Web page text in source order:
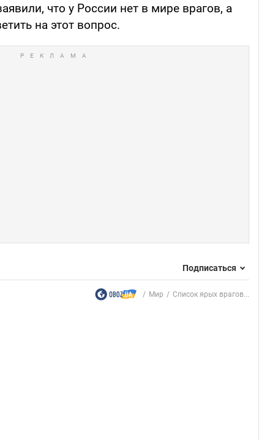
что у России нет в мире врагов, а
на этот вопрос.
Подписаться
Мир Список ярых врагов...